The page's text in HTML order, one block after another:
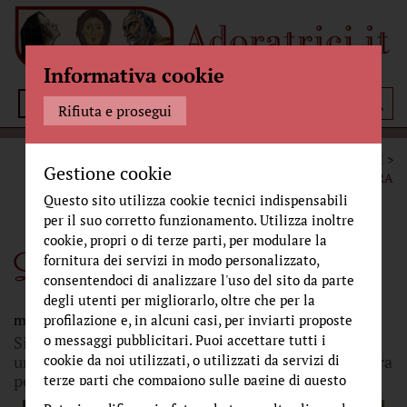
Menù
STORIE MARIANE E SIMBOLI
LA DIVINA PASTORA
La Divina Pastora
mercoledì 15 gennaio 2020
Siamo affezionate alla Divina Pastora. È
un’immagine mariana poco conosciuta ma a noi cara
perché unisce tanti fili della nostra storia.
Informativa cookie
Rifiuta e prosegui
Gestione cookie
Questo sito utilizza cookie tecnici indispensabili
per il suo corretto funzionamento. Utilizza inoltre
cookie, propri o di terze parti, per modulare la
fornitura dei servizi in modo personalizzato,
consentendoci di analizzare l'uso del sito da parte
degli utenti per migliorarlo, oltre che per la
profilazione e, in alcuni casi, per inviarti proposte
o messaggi pubblicitari. Puoi accettare tutti i
cookie da noi utilizzati, o utilizzati da servizi di
terze parti che compaiono sulle pagine di questo
sito, premendo il pulsante "Accetta tutti i cookie"